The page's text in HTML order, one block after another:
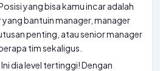
yang bisa kamu incar adalah
bantuin manager, manager
penting, atau senior manager
tim sekaligus.
Ini dia level tertinggi! Dengan